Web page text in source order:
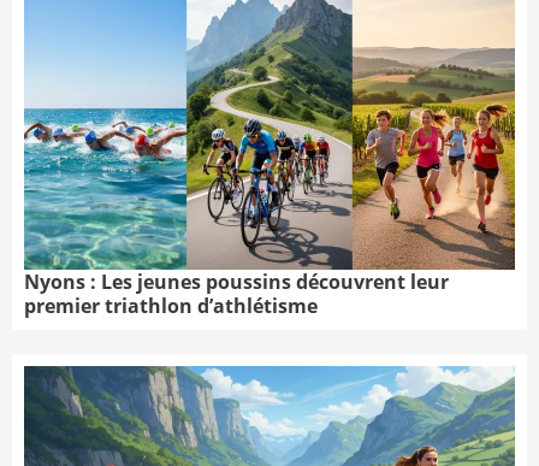
Nyons : Les jeunes poussins découvrent leur
premier triathlon d’athlétisme